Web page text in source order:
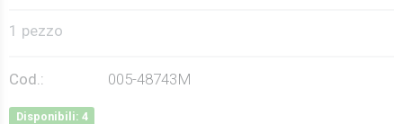
1 pezzo
Cod.: 005-48743M
Disponibili: 4